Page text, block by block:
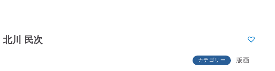
北川 民次
カテゴリー 版画